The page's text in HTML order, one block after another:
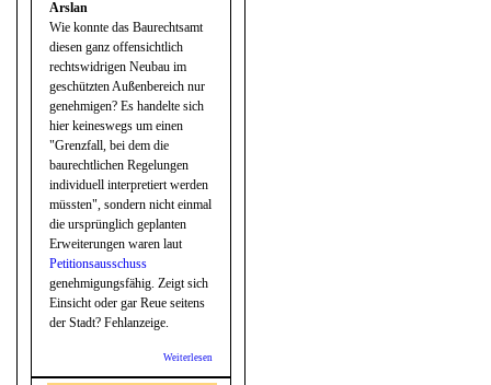
Arslan
Wie konnte das Baurechtsamt
diesen ganz offensichtlich
rechtswidrigen Neubau im
geschützten Außenbereich nur
genehmigen? Es handelte sich
hier keineswegs um einen
"Grenzfall, bei dem die
baurechtlichen Regelungen
individuell interpretiert werden
müssten", sondern nicht einmal
die ursprünglich geplanten
Erweiterungen waren laut
Petitionsausschuss
genehmigungsfähig. Zeigt sich
Einsicht oder gar Reue seitens
der Stadt? Fehlanzeige.
Weiterlesen